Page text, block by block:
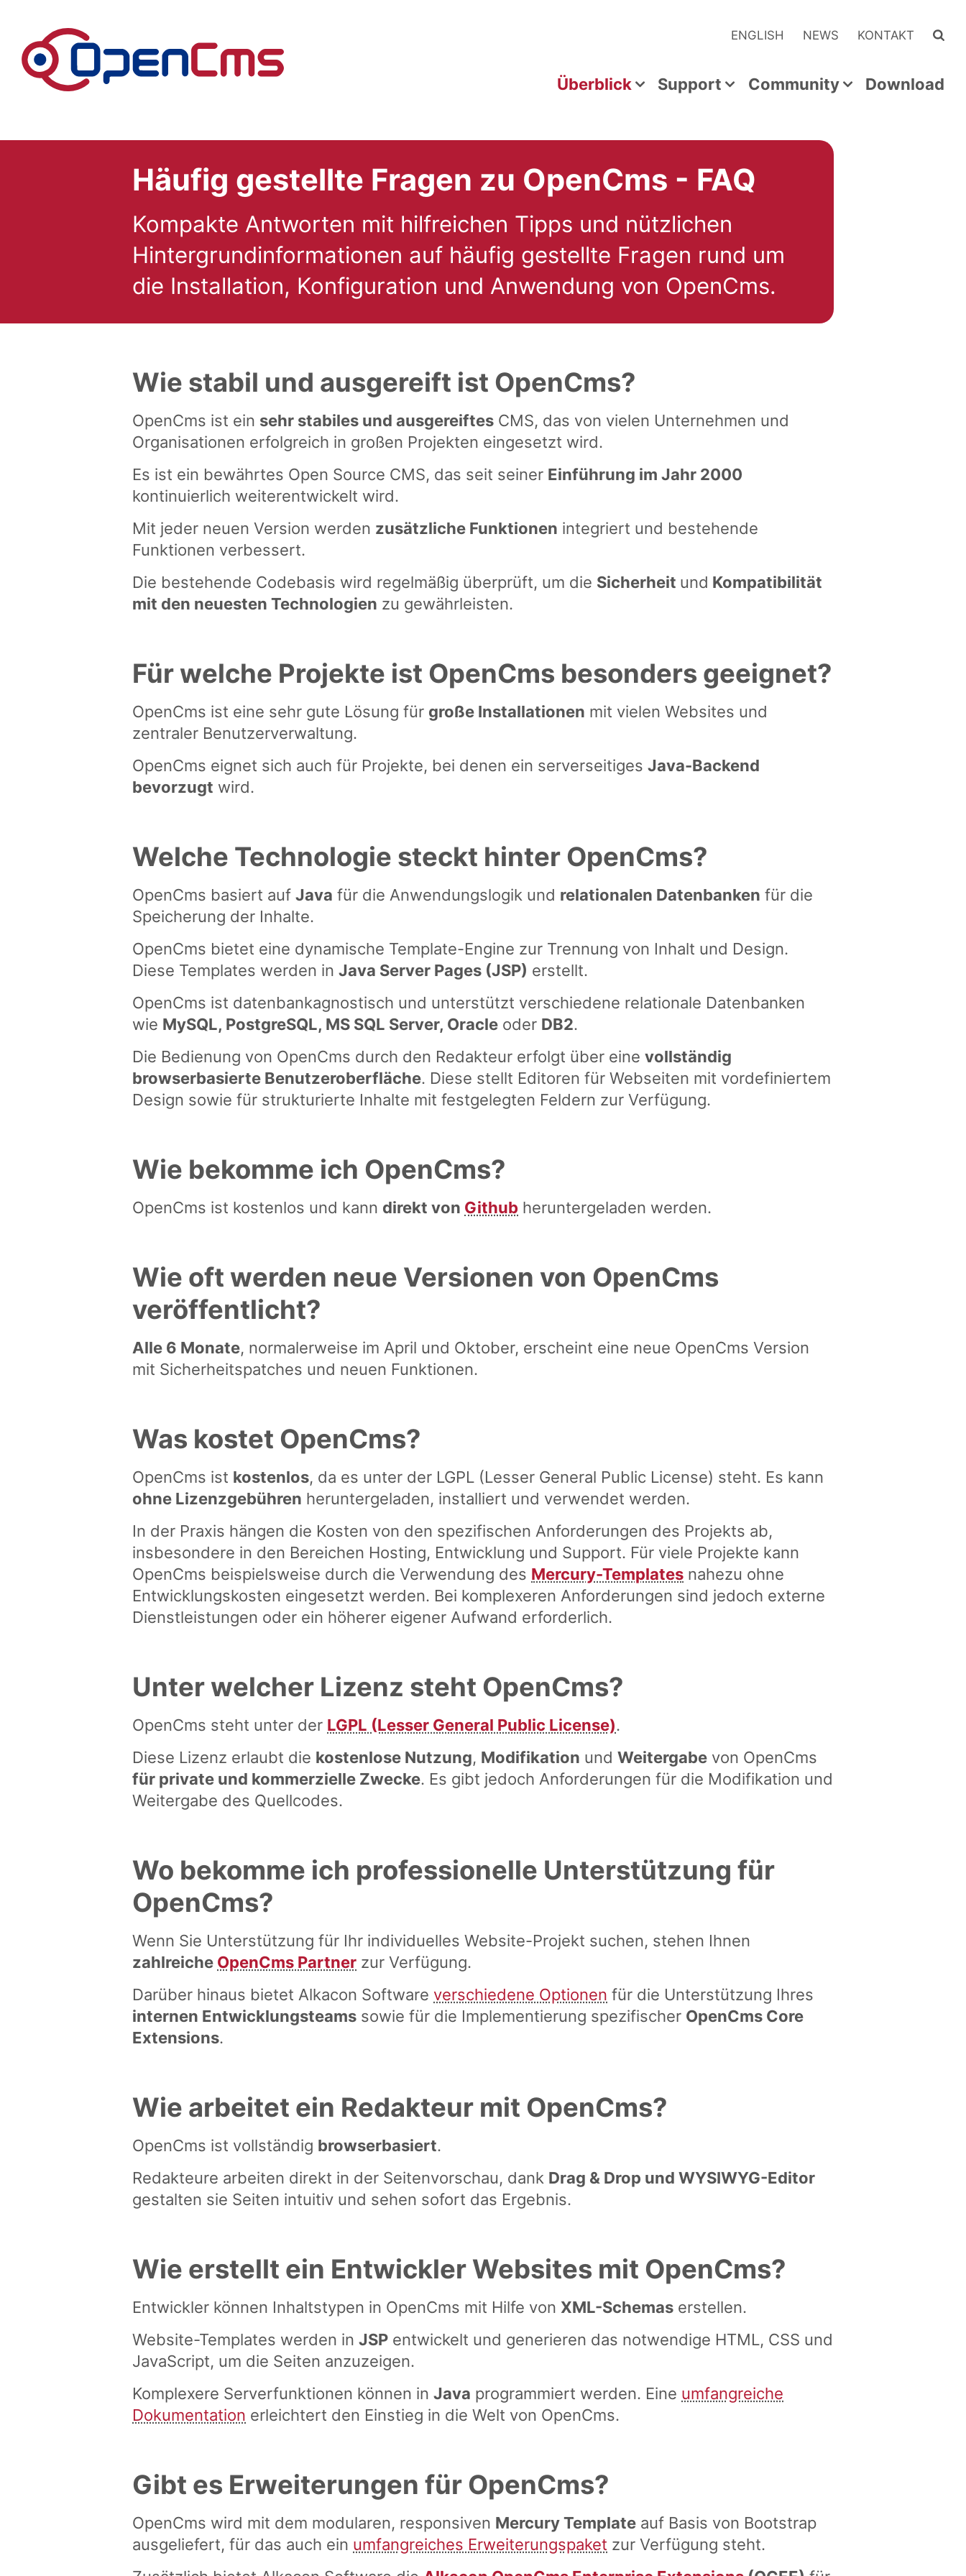
ENGLISH NEWS KONTAKT
Überblick Support Community Download
Häufig gestellte Fragen zu OpenCms - FAQ
Kompakte Antworten mit hilfreichen Tipps und nützlichen
Hintergrundinformationen auf häufig gestellte Fragen rund um
die Installation, Konfiguration und Anwendung von OpenCms.
Wie stabil und ausgereift ist OpenCms?
OpenCms ist ein sehr stabiles und ausgereiftes CMS, das von vielen Unternehmen und
Organisationen erfolgreich in großen Projekten eingesetzt wird.
Es ist ein bewährtes Open Source CMS, das seit seiner Einführung im Jahr 2000
kontinuierlich weiterentwickelt wird.
Mit jeder neuen Version werden zusätzliche Funktionen integriert und bestehende
Funktionen verbessert.
Die bestehende Codebasis wird regelmäßig überprüft, um die Sicherheit und Kompatibilität
mit den neuesten Technologien zu gewährleisten.
Für welche Projekte ist OpenCms besonders geeignet?
OpenCms ist eine sehr gute Lösung für große Installationen mit vielen Websites und
zentraler Benutzerverwaltung.
OpenCms eignet sich auch für Projekte, bei denen ein serverseitiges Java-Backend
bevorzugt wird.
Welche Technologie steckt hinter OpenCms?
OpenCms basiert auf Java für die Anwendungslogik und relationalen Datenbanken für die
Speicherung der Inhalte.
OpenCms bietet eine dynamische Template-Engine zur Trennung von Inhalt und Design.
Diese Templates werden in Java Server Pages (JSP) erstellt.
OpenCms ist datenbankagnostisch und unterstützt verschiedene relationale Datenbanken
wie MySQL, PostgreSQL, MS SQL Server, Oracle oder DB2.
Die Bedienung von OpenCms durch den Redakteur erfolgt über eine vollständig
browserbasierte Benutzeroberfläche. Diese stellt Editoren für Webseiten mit vordefiniertem
Design sowie für strukturierte Inhalte mit festgelegten Feldern zur Verfügung.
Wie bekomme ich OpenCms?
OpenCms ist kostenlos und kann direkt von Github heruntergeladen werden.
Wie oft werden neue Versionen von OpenCms
veröffentlicht?
Alle 6 Monate, normalerweise im April und Oktober, erscheint eine neue OpenCms Version
mit Sicherheitspatches und neuen Funktionen.
Was kostet OpenCms?
OpenCms ist kostenlos, da es unter der LGPL (Lesser General Public License) steht. Es kann
ohne Lizenzgebühren heruntergeladen, installiert und verwendet werden.
In der Praxis hängen die Kosten von den spezifischen Anforderungen des Projekts ab,
insbesondere in den Bereichen Hosting, Entwicklung und Support. Für viele Projekte kann
OpenCms beispielsweise durch die Verwendung des Mercury-Templates nahezu ohne
Entwicklungskosten eingesetzt werden. Bei komplexeren Anforderungen sind jedoch externe
Dienstleistungen oder ein höherer eigener Aufwand erforderlich.
Unter welcher Lizenz steht OpenCms?
OpenCms steht unter der LGPL (Lesser General Public License).
Diese Lizenz erlaubt die kostenlose Nutzung, Modifikation und Weitergabe von OpenCms
für private und kommerzielle Zwecke. Es gibt jedoch Anforderungen für die Modifikation und
Weitergabe des Quellcodes.
Wo bekomme ich professionelle Unterstützung für
OpenCms?
Wenn Sie Unterstützung für Ihr individuelles Website-Projekt suchen, stehen Ihnen
zahlreiche OpenCms Partner zur Verfügung.
Darüber hinaus bietet Alkacon Software verschiedene Optionen für die Unterstützung Ihres
internen Entwicklungsteams sowie für die Implementierung spezifischer OpenCms Core
Extensions.
Wie arbeitet ein Redakteur mit OpenCms?
OpenCms ist vollständig browserbasiert.
Redakteure arbeiten direkt in der Seitenvorschau, dank Drag & Drop und WYSIWYG-Editor
gestalten sie Seiten intuitiv und sehen sofort das Ergebnis.
Wie erstellt ein Entwickler Websites mit OpenCms?
Entwickler können Inhaltstypen in OpenCms mit Hilfe von XML-Schemas erstellen.
Website-Templates werden in JSP entwickelt und generieren das notwendige HTML, CSS und
JavaScript, um die Seiten anzuzeigen.
Komplexere Serverfunktionen können in Java programmiert werden. Eine umfangreiche
Dokumentation erleichtert den Einstieg in die Welt von OpenCms.
Gibt es Erweiterungen für OpenCms?
OpenCms wird mit dem modularen, responsiven Mercury Template auf Basis von Bootstrap
ausgeliefert, für das auch ein umfangreiches Erweiterungspaket zur Verfügung steht.